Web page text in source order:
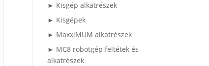
► Kisgép alkatrészek
► Kisgépek
► MaxxiMUM alkatrészek
► MC8 robotgép feltétek és
alkatrészek